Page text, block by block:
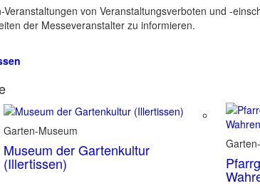
von Veranstaltungsverboten und -
der Messeveranstalter zu informieren.
Garten-Museum
Museum der Gartenkultur
(Illertissen)